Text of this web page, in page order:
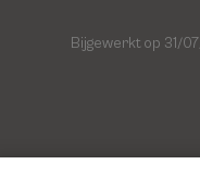
Bijgewerkt op 31/